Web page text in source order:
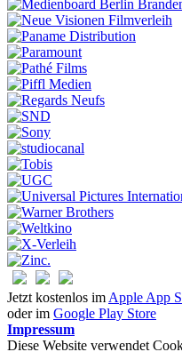
Jetzt kostenlos im Apple App
oder im Google Play Store
Impressum
Diese Website verwendet